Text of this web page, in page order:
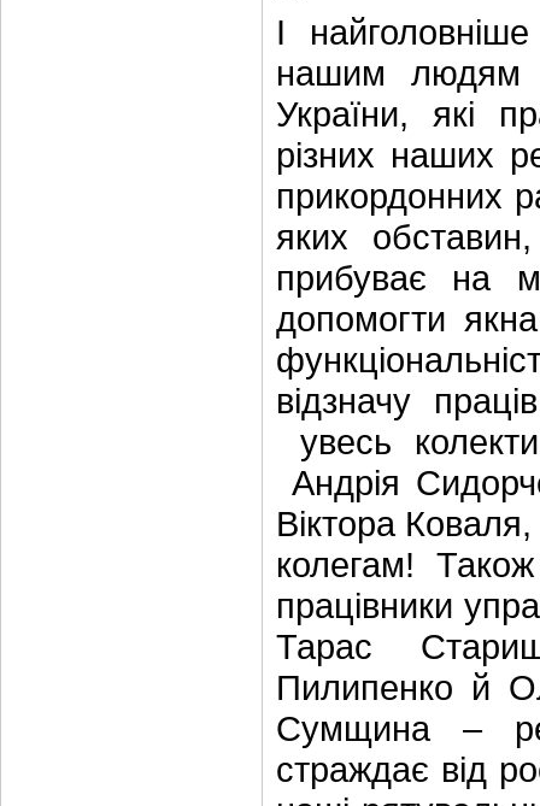
І
нашим людям
України, які
різних наших
прикордонних
яких
прибуває на
допомогти
відзначу
увесь
Андрія
Віктора
колегам!
працівники
Тарас
Пилипенко й
Сумщина –
страждає від